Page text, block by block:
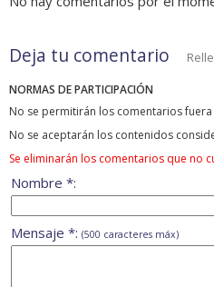
Deja tu comentario
NORMAS DE PARTICIPACIÓN
No se permitirán los comentarios
No se aceptarán los contenidos
Se eliminarán los comentarios que no
Nombre *:
Mensaje *: (500 caracteres máx)